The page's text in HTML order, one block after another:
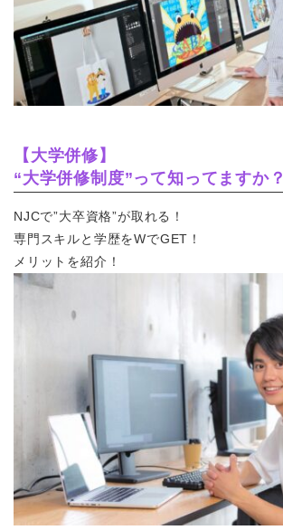
【大学併修】
“大学併修制度”って知ってますか？
NJCで”大卒資格”が取れる！
専門スキルと学歴をWでGET！
メリットを紹介！